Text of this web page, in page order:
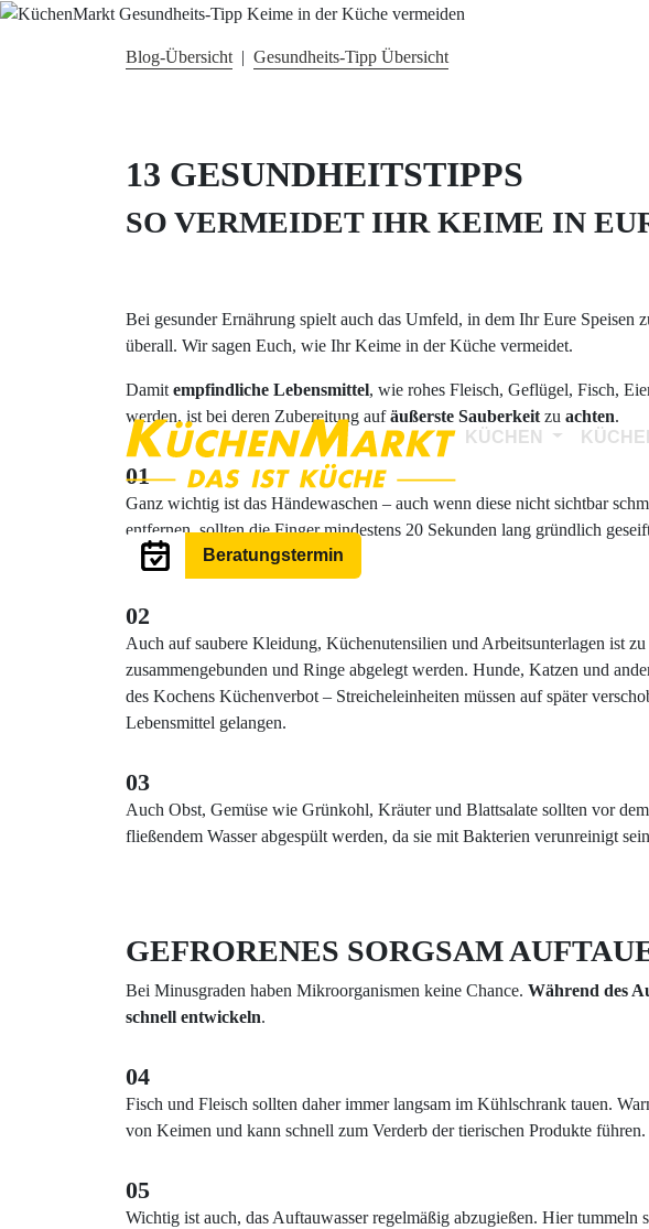
KÜCHEN
Beratungstermin
Blog-Übersicht | Gesundheits-Tipp Übersicht
13 GESUNDHEITSTIPPS
SO VERMEIDET IHR KEIME IN
Bei gesunder Ernährung spielt auch das Umfeld, in dem Ihr Eure Speisen
überall. Wir sagen Euch, wie Ihr Keime in der Küche vermeidet.
Damit empfindliche Lebensmittel, wie rohes Fleisch, Geflügel, Fisch,
werden, ist bei deren Zubereitung aufäußerste Sauberkeit zu achten.
01
Ganz wichtig ist das Händewaschen – auch wenn diese nicht sichtbar
entfernen, sollten die Finger mindestens 20 Sekunden lang gründlich
Bakterien beseitigt.
02
Auch auf saubere Kleidung, Küchenutensilien und Arbeitsunterlagen ist zu
zusammengebunden und Ringe abgelegt werden. Hunde, Katzen und
des Kochens Küchenverbot – Streicheleinheiten müssen auf später
Lebensmittel gelangen.
03
Auch Obst, Gemüse wie Grünkohl, Kräuter und Blattsalate sollten vor
fließendem Wasser abgespült werden, da sie mit Bakterien verunreinigt
GEFRORENES SORGSAM
Bei Minusgraden haben Mikroorganismen keine Chance. Während des
schnell entwickeln.
04
Fisch und Fleisch sollten daher immer langsam im Kühlschrank tauen.
von Keimen und kann schnell zum Verderb der tierischen Produkte führen.
05
Wichtig ist auch, das Auftauwasser regelmäßig abzugießen. Hier tummeln